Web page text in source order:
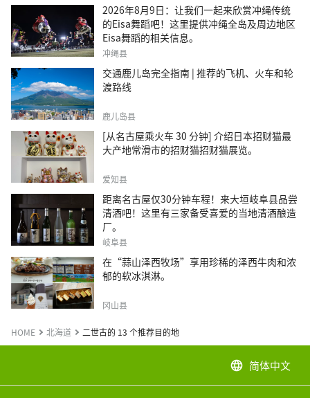
2026年8月9日：让我们一起来欣赏冲绳传统
的Eisa舞蹈吧！这里提供冲绳全岛及周边地区
Eisa舞蹈的相关信息。
冲绳县
交通鹿儿岛完全指南 | 推荐的飞机、火车和轮
渡路线
鹿儿岛县
[从名古屋乘火车 30 分钟] 介绍日本招财猫最
大产地常滑市的招财猫招财猫展览。
爱知县
距离名古屋仅30分钟车程！来大垣岐阜县品尝
清酒吧！这里有三家备受喜爱的当地清酒酿造
厂。
岐阜县
在“蒜山泽西牧场”享用珍稀的泽西牛肉和浓
郁的软冰淇淋。
冈山县
HOME 北海道 二世古的 13 个推荐目的地
language 简体中文